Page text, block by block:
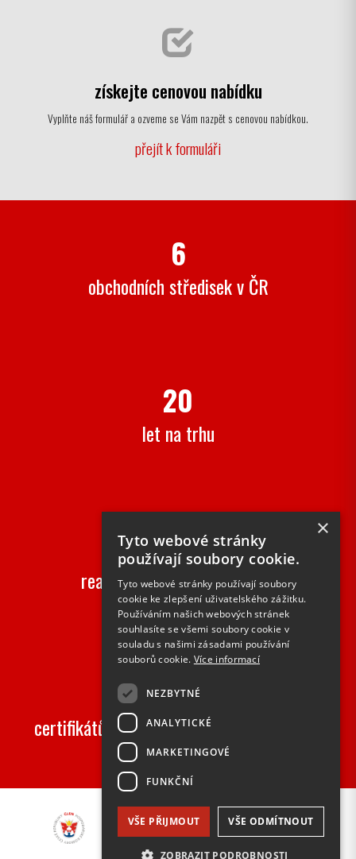
získejte cenovou nabídku
Vyplňte náš formulář a ozveme se Vám nazpět s cenovou nabídkou.
přejít k formuláři
6
obchodních středisek v ČR
20
let na trhu
2000+
realizovaných zakázek ročně
50+
certifikátů na speciální vlastnosti výrobků
×
Tyto webové stránky
používají soubory cookie.
Tyto webové stránky používají soubory
cookie ke zlepšení uživatelského zážitku.
Používáním našich webových stránek
souhlasíte se všemi soubory cookie v
souladu s našimi zásadami používání
souborů cookie. Více informací
NEZBYTNÉ
ANALYTICKÉ
MARKETINGOVÉ
FUNKČNÍ
VŠE PŘIJMOUT VŠE ODMÍTNOUT
ZOBRAZIT PODROBNOSTI